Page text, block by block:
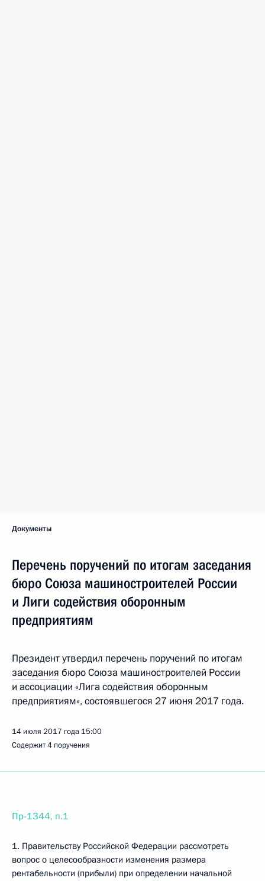
Документы
Перечень поручений по итогам заседания
бюро Союза машиностроителей России
и Лиги содействия оборонным
предприятиям
Президент утвердил перечень поручений по итогам
заседания бюро Союза машиностроителей России
и ассоциации «Лига содействия оборонным
предприятиям», состоявшегося 27 июня 2017 года.
14 июля 2017 года 15:00
Содержит 4 поручения
Пр-1344, п.1
1. Правительству Российской Федерации рассмотреть
вопрос о целесообразности изменения размера
рентабельности (прибыли) при определении начальной